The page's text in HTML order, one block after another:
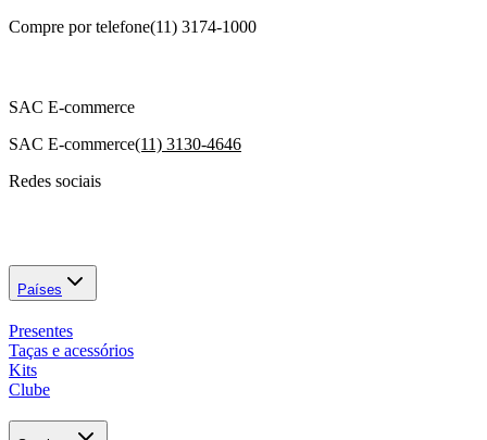
Compre por telefone(11) 3174-1000
SAC E-commerce
SAC E-commerce(11) 3130-4646
Redes sociais
Países
Presentes
Taças e acessórios
Kits
Clube